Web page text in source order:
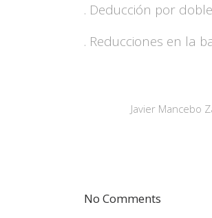
. Deducción por
. Reducciones en la
Javier Mancebo
No Comments